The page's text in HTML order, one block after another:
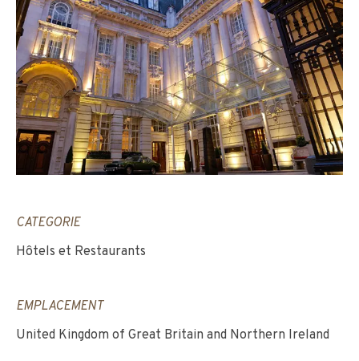
CATEGORIE
Hôtels et Restaurants
EMPLACEMENT
United Kingdom of Great Britain and Northern Ireland